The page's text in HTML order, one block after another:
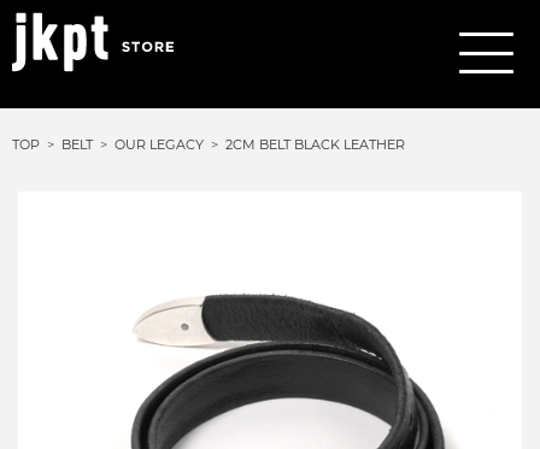
TOP BELT OUR LEGACY 2CM BELT BLACK LEATHER